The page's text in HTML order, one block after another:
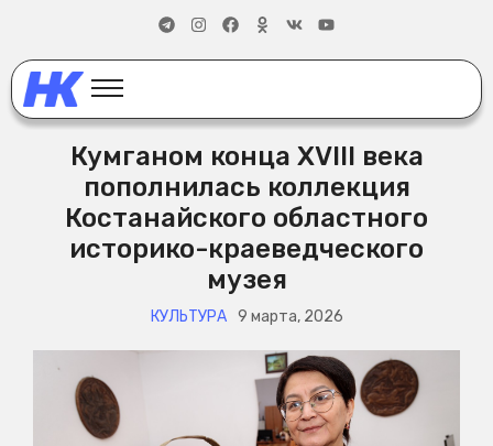
Кумганом конца XVIII века
пополнилась коллекция
Костанайского областного
историко-краеведческого
музея
КУЛЬТУРА 9 марта, 2026